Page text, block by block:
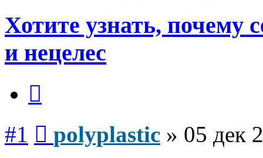
Хотите узнать, почему
и нецелес
#1 polyplastic » 05 дек